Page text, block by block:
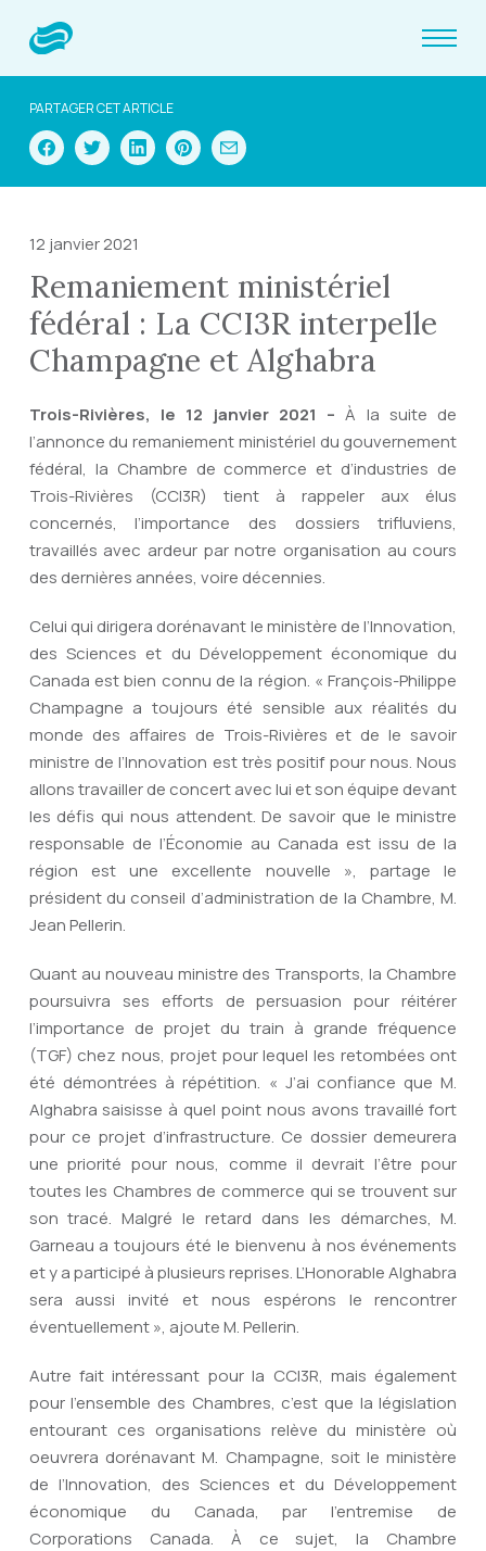
PARTAGER CET ARTICLE
12 janvier 2021
Remaniement ministériel
fédéral : La CCI3R interpelle
Champagne et Alghabra
Trois-Rivières, le 12 janvier 2021 – À la suite de
l’annonce du remaniement ministériel du gouvernement
fédéral, la Chambre de commerce et d’industries de
Trois-Rivières (CCI3R) tient à rappeler aux élus
concernés, l’importance des dossiers trifluviens,
travaillés avec ardeur par notre organisation au cours
des dernières années, voire décennies.
Celui qui dirigera dorénavant le ministère de l’Innovation,
des Sciences et du Développement économique du
Canada est bien connu de la région. « François-Philippe
Champagne a toujours été sensible aux réalités du
monde des affaires de Trois-Rivières et de le savoir
ministre de l’Innovation est très positif pour nous. Nous
allons travailler de concert avec lui et son équipe devant
les défis qui nous attendent. De savoir que le ministre
responsable de l’Économie au Canada est issu de la
région est une excellente nouvelle », partage le
président du conseil d’administration de la Chambre, M.
Jean Pellerin.
Quant au nouveau ministre des Transports, la Chambre
poursuivra ses efforts de persuasion pour réitérer
l’importance de projet du train à grande fréquence
(TGF) chez nous, projet pour lequel les retombées ont
été démontrées à répétition. « J’ai confiance que M.
Alghabra saisisse à quel point nous avons travaillé fort
pour ce projet d’infrastructure. Ce dossier demeurera
une priorité pour nous, comme il devrait l’être pour
toutes les Chambres de commerce qui se trouvent sur
son tracé. Malgré le retard dans les démarches, M.
Garneau a toujours été le bienvenu à nos événements
et y a participé à plusieurs reprises. L’Honorable Alghabra
sera aussi invité et nous espérons le rencontrer
éventuellement », ajoute M. Pellerin.
Autre fait intéressant pour la CCI3R, mais également
pour l’ensemble des Chambres, c’est que la législation
entourant ces organisations relève du ministère où
oeuvrera dorénavant M. Champagne, soit le ministère
de l’Innovation, des Sciences et du Développement
économique du Canada, par l’entremise de
Corporations Canada. À ce sujet, la Chambre